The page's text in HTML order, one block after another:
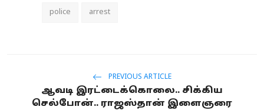
police arrest
PREVIOUS ARTICLE
ஆவடி இரட்டைக்கொலை.. சிக்கிய
செல்போன்.. ராஜஸ்தான் இளைஞரை